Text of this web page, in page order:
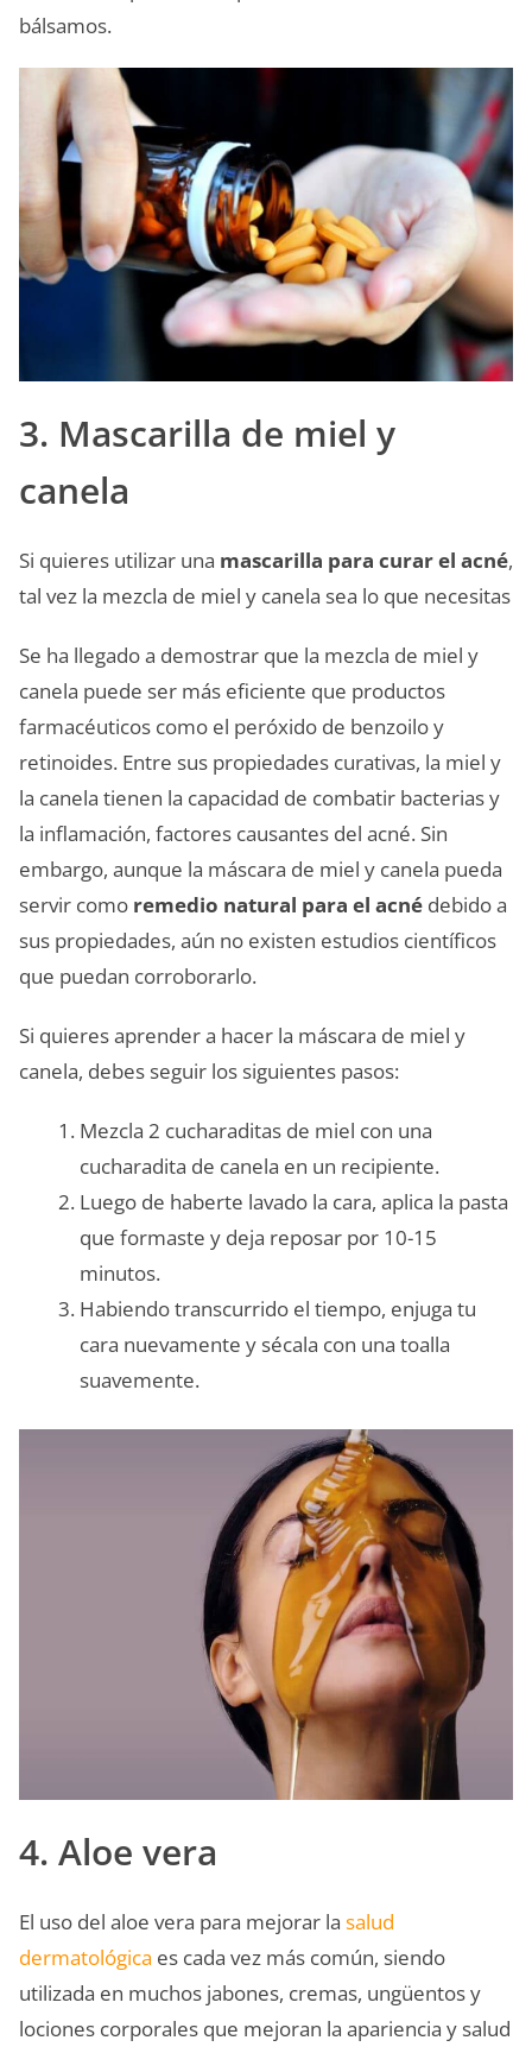
bálsamos.
3. Mascarilla de miel y
canela
Si quieres utilizar una mascarilla para curar el acné,
tal vez la mezcla de miel y canela sea lo que necesitas
Se ha llegado a demostrar que la mezcla de miel y
canela puede ser más eficiente que productos
farmacéuticos como el peróxido de benzoilo y
retinoides. Entre sus propiedades curativas, la miel y
la canela tienen la capacidad de combatir bacterias y
la inflamación, factores causantes del acné. Sin
embargo, aunque la máscara de miel y canela pueda
servir como remedio natural para el acné debido a
sus propiedades, aún no existen estudios científicos
que puedan corroborarlo.
Si quieres aprender a hacer la máscara de miel y
canela, debes seguir los siguientes pasos:
Mezcla 2 cucharaditas de miel con una
cucharadita de canela en un recipiente.
Luego de haberte lavado la cara, aplica la pasta
que formaste y deja reposar por 10-15
minutos.
Habiendo transcurrido el tiempo, enjuga tu
cara nuevamente y sécala con una toalla
suavemente.
4. Aloe vera
El uso del aloe vera para mejorar la salud
dermatológica es cada vez más común, siendo
utilizada en muchos jabones, cremas, ungüentos y
lociones corporales que mejoran la apariencia y salud